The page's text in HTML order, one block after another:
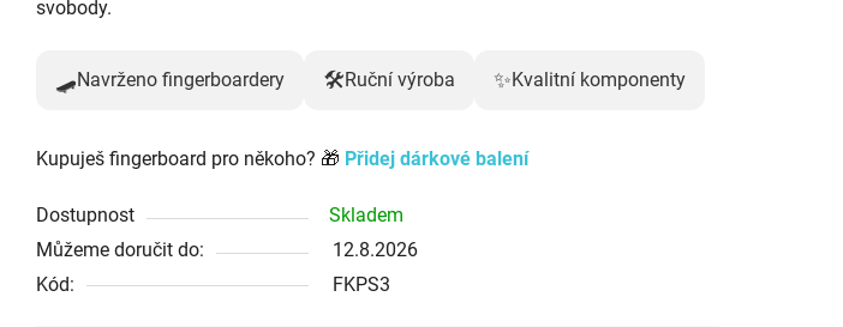
svobody.
🛹Navrženo fingerboardery 🛠️Ruční výroba ✨Kvalitní komponenty
Kupuješ fingerboard pro někoho? 🎁 Přidej dárkové balení
Dostupnost
Skladem
Můžeme doručit do:
12.8.2026
Kód:
FKPS3